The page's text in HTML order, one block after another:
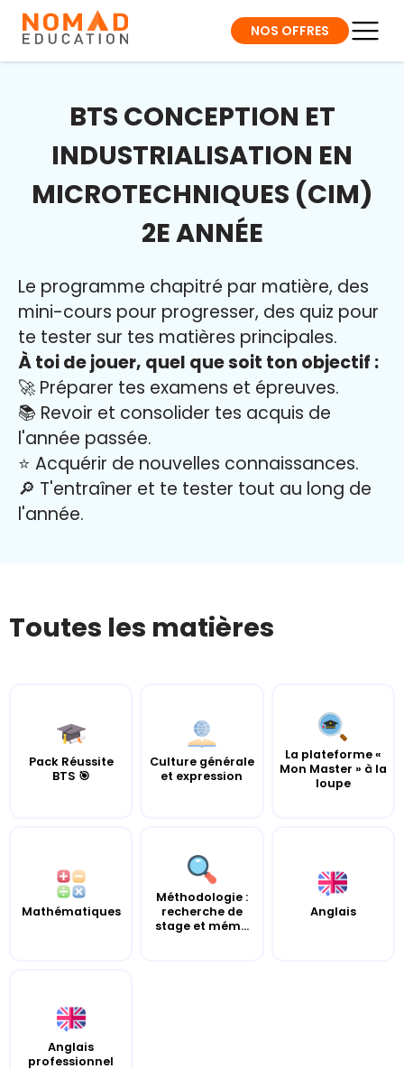
NOS OFFRES
BTS CONCEPTION ET
INDUSTRIALISATION EN
MICROTECHNIQUES (CIM)
2E ANNÉE
Le programme chapitré par matière, des
mini-cours pour progresser, des quiz pour
te tester sur tes matières principales.
À toi de jouer, quel que soit ton objectif :
🚀 Préparer tes examens et épreuves.
📚 Revoir et consolider tes acquis de
l'année passée.
⭐️ Acquérir de nouvelles connaissances.
🔎 T'entraîner et te tester tout au long de
l'année.
Toutes les matières
Pack Réussite
BTS 🎯
Culture générale
et expression
La plateforme «
Mon Master » à la
loupe
Mathématiques
Méthodologie :
recherche de
stage et mém...
Anglais
Anglais
professionnel